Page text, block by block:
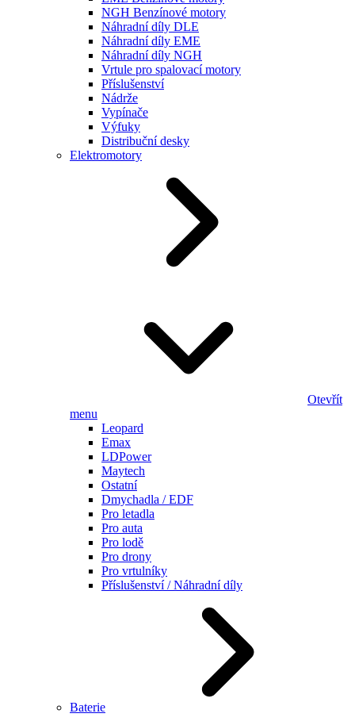
NGH Benzínové motory
Náhradní díly DLE
Náhradní díly EME
Náhradní díly NGH
Vrtule pro spalovací motory
Příslušenství
Nádrže
Vypínače
Výfuky
Distribuční desky
Elektromotory
Otevřít
menu
Leopard
Emax
LDPower
Maytech
Ostatní
Dmychadla / EDF
Pro letadla
Pro auta
Pro lodě
Pro drony
Pro vrtulníky
Příslušenství / Náhradní díly
Baterie